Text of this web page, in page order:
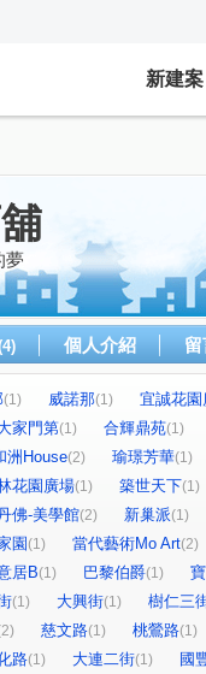
新建案
夢
個人介紹
(1) 威諾那(1)
宜誠花園
家門第(1) 合輝鼎苑(1)
洲House(2) 瑜璟芳華(1)
花園廣場(1) 築世天下(1)
佛-美學館(2) 新巢派(1)
園 (1) 當代藝術Mo Art(2)
居B(1) 巴黎伯爵(1)
(1) 大興街(1)
樹仁三
慈文路(1) 桃鶯路(1)
路(1) 大連二街(1)
國